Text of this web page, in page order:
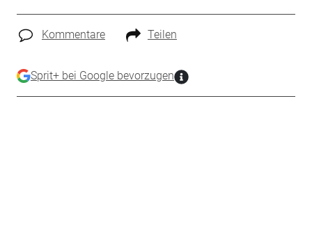
Kommentare Teilen
Sprit+ bei Google bevorzugen